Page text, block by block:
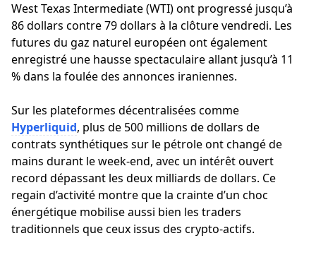
West Texas Intermediate (WTI) ont progressé jusqu’à
86 dollars contre 79 dollars à la clôture vendredi. Les
futures du gaz naturel européen ont également
enregistré une hausse spectaculaire allant jusqu’à 11
% dans la foulée des annonces iraniennes.
Sur les plateformes décentralisées comme
Hyperliquid, plus de 500 millions de dollars de
contrats synthétiques sur le pétrole ont changé de
mains durant le week-end, avec un intérêt ouvert
record dépassant les deux milliards de dollars. Ce
regain d’activité montre que la crainte d’un choc
énergétique mobilise aussi bien les traders
traditionnels que ceux issus des crypto-actifs.